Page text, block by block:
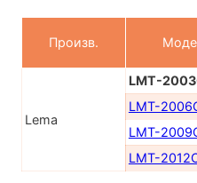
Произв.
Lema
LMT-
LMT-
LMT-
LMT-